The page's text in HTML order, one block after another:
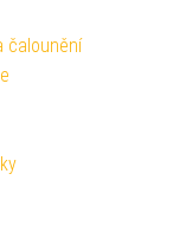
čalounění